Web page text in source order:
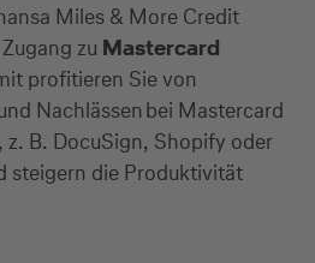
Miles & More Credit
zu Mastercard
profitieren Sie von
Nachlässen bei Mastercard
B. DocuSign, Shopify oder
steigern die Produktivität